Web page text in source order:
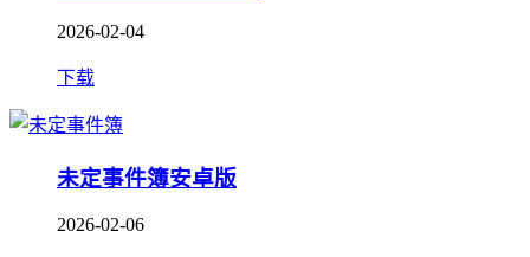
2026-02-04
下载
未定事件簿安卓版
2026-02-06